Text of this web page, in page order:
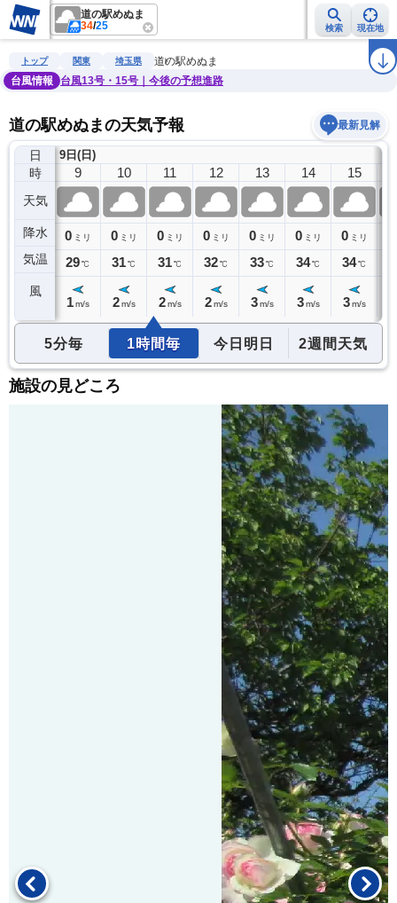
道の駅めぬま
34/25 検索 現在地
雨雲レーダー 台風情報 地震情報 ラ
トップ 関東 埼玉県
道の駅めぬま
台風情報
台風13号・15号｜今後の予想進路
道の駅めぬまの天気予報 最新見解
日
時
天気
降水
気温
風
9日(日)
8
0ミリ
28℃
9
0 ミリ
29℃
1 m/s
10
0 ミリ
31℃
2 m/s
11
0 ミリ
31℃
2 m/s
12
0 ミリ
32℃
2 m/s
13
0 ミリ
33℃
3 m/s
14
0 ミリ
34℃
3 m/s
15
0 ミリ
34℃
3 m/s
5分毎 1時間毎 今日明日 2週間天気
施設の見どころ